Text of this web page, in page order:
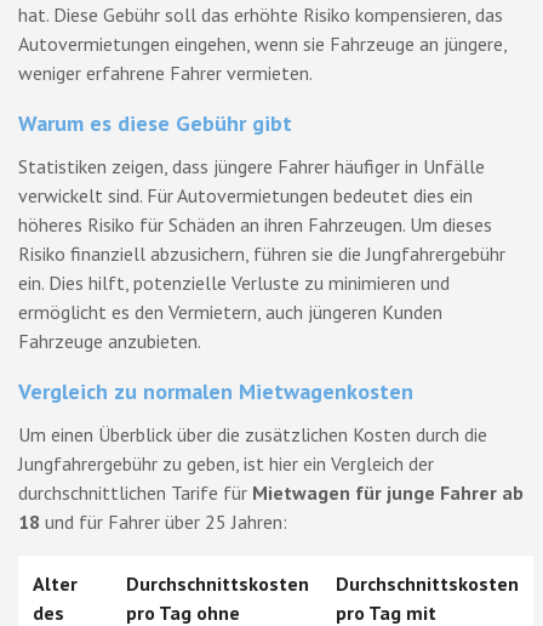
hat. Diese Gebühr soll das erhöhte Risiko kompensieren, das
Autovermietungen eingehen, wenn sie Fahrzeuge an jüngere,
weniger erfahrene Fahrer vermieten.
Warum es diese Gebühr gibt
Statistiken zeigen, dass jüngere Fahrer häufiger in Unfälle
verwickelt sind. Für Autovermietungen bedeutet dies ein
höheres Risiko für Schäden an ihren Fahrzeugen. Um dieses
Risiko finanziell abzusichern, führen sie die Jungfahrergebühr
ein. Dies hilft, potenzielle Verluste zu minimieren und
ermöglicht es den Vermietern, auch jüngeren Kunden
Fahrzeuge anzubieten.
Vergleich zu normalen Mietwagenkosten
Um einen Überblick über die zusätzlichen Kosten durch die
Jungfahrergebühr zu geben, ist hier ein Vergleich der
durchschnittlichen Tarife für Mietwagen für junge Fahrer ab
18 und für Fahrer über 25 Jahren:
Alter
des
Durchschnittskosten
pro Tag ohne
Durchschnittskosten
pro Tag mit